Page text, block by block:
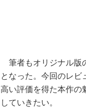
筆者もオリジナル版
となった。今回のレビ
高い評価を得た本作の
していきたい。